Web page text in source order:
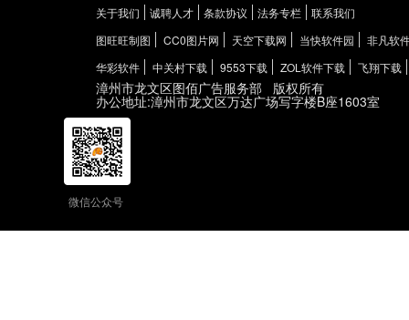
关于我们 诚聘人才 条款协议 法务专栏
联系我们
图旺旺制图
CC0图片网 天空下载网 当快软件园
非凡软
华彩软件
中关村下载 9553下载 ZOL软件下载 飞翔下载
漳州市龙文区图佰广告服务部 版权所有
办公地址:漳州市龙文区万达广场写字楼B座1603室
微信公众号